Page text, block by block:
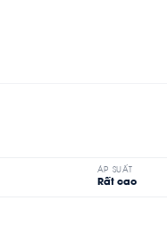
ÁP SUẤT
Rất cao